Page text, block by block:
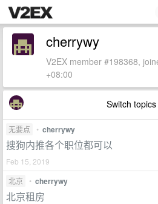
cherrywy
V2EX member #198368,
+08:00
Switch
无要点 • cherrywy
搜狗内推各个职位都可以
Feb 15, 2019
北京
• cherrywy
北京租房